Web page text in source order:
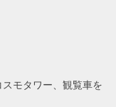
モタワー、観覧車を